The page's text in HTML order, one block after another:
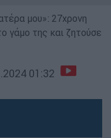
μου»: 27χρονη
γάμο της και ζητούσε
01:32